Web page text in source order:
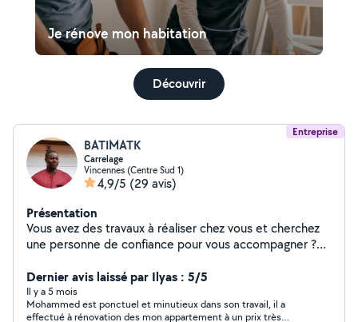
Je rénove mon habitation
Découvrir
Entreprise
BATIMATK
Carrelage
Vincennes (Centre Sud 1)
4,9/5 (29 avis)
Présentation
Vous avez des travaux à réaliser chez vous et cherchez
une personne de confiance pour vous accompagner ?
travaux à domicile, petits ou grands, avec un travail
soigné et des finitions impeccables.
Dernier avis laissé par Ilyas : 5/5
Il y a 5 mois
Mohammed est ponctuel et minutieux dans son travail, il a
effectué à rénovation des mon appartement à un prix très